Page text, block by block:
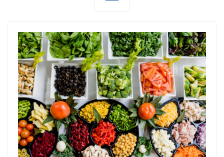
smanjenje-
otpada-od-
hrane-
dobrocinitim.png